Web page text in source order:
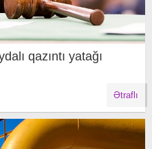
qazıntı yatağı
Ətraflı